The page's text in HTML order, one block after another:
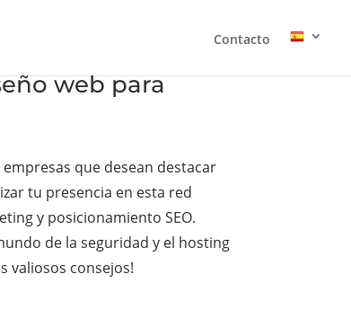
Contacto
web para
que desean destacar
tu presencia en esta red
y posicionamiento SEO.
de la seguridad y el hosting
valiosos consejos!